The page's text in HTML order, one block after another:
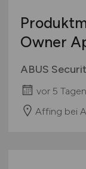
Owner
ABUS
vor 5 Tagen
Affing bei